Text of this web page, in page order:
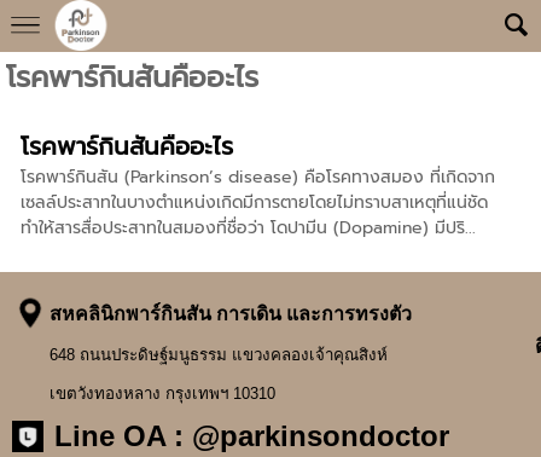
โรคพาร์กินสันคืออะไร
โรคพาร์กินสันคืออะไร
โรคพาร์กินสัน (Parkinson’s disease) คือโรคทางสมอง ที่เกิดจาก
เซลล์ประสาทในบางตำแหน่งเกิดมีการตายโดยไม่ทราบสาเหตุที่แน่ชัด
ทำให้สารสื่อประสาทในสมองที่ชื่อว่า โดปามีน (Dopamine) มีปริ...
สหคลินิกพาร์กินสัน การเดิน และการทรงตัว
648 ถนนประดิษฐ์มนูธรรม แขวงคลองเจ้าคุณสิงห์
เขตวังทองหลาง กรุงเทพฯ 10310
Line OA : @parkinsondoctor